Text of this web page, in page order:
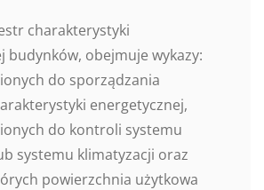
charakterystyki
budynków, obejmuje wykazy:
do sporządzania
energetycznej,
do kontroli systemu
systemu klimatyzacji oraz
powierzchnia użytkowa